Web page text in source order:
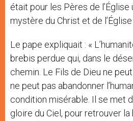
était pour les Pères de l’Église
mystère du Christ et de l’Église
Le pape expliquait : «
brebis perdue qui, dans le
chemin. Le Fils de Dieu ne
ne peut pas abandonner
condition misérable. Il se met
gloire du Ciel, pour retrouver